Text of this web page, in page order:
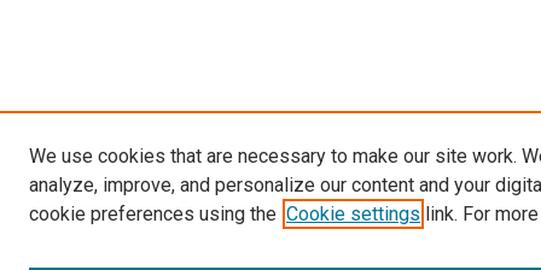
We use cookies that are necessary to make our site work.
analyze, improve, and personalize our content and your
cookie preferences using the Cookie settings link. For